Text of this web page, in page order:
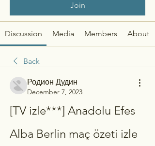
Join
Discussion Media Members About
Back
Родион Дудин
December 7, 2023
[TV izle***] Anadolu Efes
Alba Berlin maç özeti izle